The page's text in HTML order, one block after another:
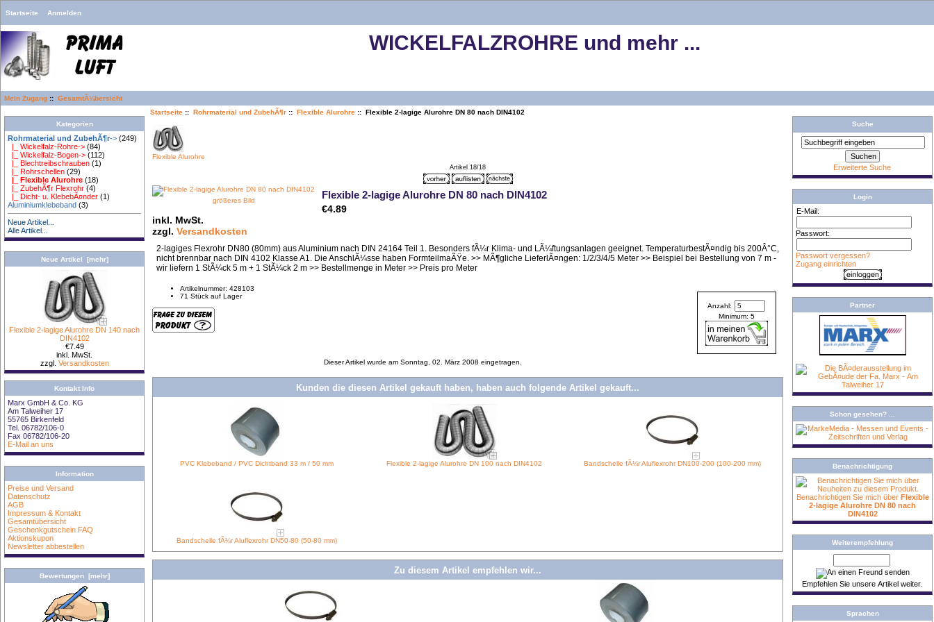
Startseite Anmelden
WICKELFALZROHRE und mehr ...
Mein Zugang:: GesamtÃ¼bersicht
Kategorien
Rohrmaterial und ZubehÃ¶r-> (249)
|_ Wickelfalz-Rohre-> (84)
|_ Wickelfalz-Bogen-> (112)
|_ Blechtreibschrauben (1)
|_ Rohrschellen (29)
|_ Flexible Alurohre (18)
|_ ZubehÃ¶r Flexrohr (4)
|_ Dicht- u. KlebebÃ¤nder (1)
Aluminiumklebeband (3)
Neue Artikel...
Alle Artikel...
Neue Artikel [mehr]
Flexible 2-lagige Alurohre DN 140 nach
DIN4102
€7.49
inkl. MwSt.
zzgl. Versandkosten
Kontakt Info
Marx GmbH & Co. KG
Am Talweiher 17
55765 Birkenfeld
Tel. 06782/106-0
Fax 06782/106-20
E-Mail an uns
Information
Preise und Versand
Datenschutz
AGB
Impressum & Kontakt
Gesamtübersicht
Geschenkgutschein FAQ
Aktionskupon
Newsletter abbestellen
Bewertungen [mehr]
Startseite:: Rohrmaterial und ZubehÃ¶r:: Flexible Alurohre:: Flexible 2-lagige Alurohre DN 80 nach DIN4102
Flexible Alurohre
Artikel 18/18
größeres Bild Flexible 2-lagige Alurohre DN 80 nach DIN4102
€4.89
inkl. MwSt.
zzgl. Versandkosten
2-lagiges Flexrohr DN80 (80mm) aus Aluminium nach DIN 24164 Teil 1. Besonders fÃ¼r Klima- und LÃ¼ftungsanlagen geeignet. TemperaturbestÃ¤ndig bis 200Â°C,
nicht brennbar nach DIN 4102 Klasse A1. Die AnschlÃ¼sse haben FormteilmaÃŸe. >> MÃ¶gliche LieferlÃ¤ngen: 1/2/3/4/5 Meter >> Beispiel bei Bestellung von 7 m -
wir liefern 1 StÃ¼ck 5 m + 1 StÃ¼ck 2 m >> Bestellmenge in Meter >> Preis pro Meter
Anzahl:
Minimum: 5
Artikelnummer: 428103
71 Stück auf Lager
Dieser Artikel wurde am Sonntag, 02. März 2008 eingetragen.
Kunden die diesen Artikel gekauft haben, haben auch folgende Artikel gekauft...
PVC Klebeband / PVC Dichtband 33 m / 50 mm Flexible 2-lagige Alurohre DN 100 nach DIN4102 Bandschelle fÃ¼r Aluflexrohr DN100-200 (100-200 mm)
Bandschelle fÃ¼r Aluflexrohr DN50-80 (50-80 mm)
Zu diesem Artikel empfehlen wir...
Suche
Erweiterte Suche
Login
E-Mail:
Passwort:
Passwort vergessen?
Zugang einrichten
Partner
Schon gesehen? ...
Benachrichtigung
Benachrichtigen Sie mich über Flexible
2-lagige Alurohre DN 80 nach
DIN4102
Weiterempfehlung
Empfehlen Sie unsere Artikel weiter.
Sprachen